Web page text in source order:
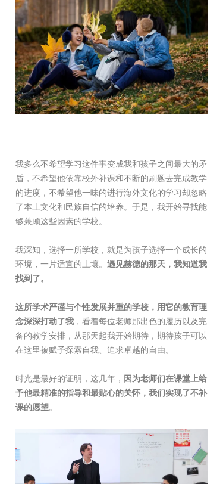
我多么不希望学习这件事变成我和孩子之间最大的矛
盾，不希望他依靠校外补课和不断的刷题去完成教学
的进度，不希望他一味的进行海外文化的学习却忽略
了本土文化和民族自信的培养。于是，我开始寻找能
够兼顾这些因素的学校。
我深知，选择一所学校，就是为孩子选择一个成长的
环境，一片适宜的土壤。 遇见赫德的那天，我知道我
找到了。
这所学术严谨与个性发展并重的学校，用它的教育理
念深深打动了我 ，看着每位老师那出色的履历以及完
备的教学安排，从那天起我开始期待，期待孩子可以
在这里被赋予探索自我、追求卓越的自由。
时光是最好的证明，这几年， 因为老师们在课堂上给
予他最精准的指导和最贴心的关怀，我们实现了不补
课的愿望。